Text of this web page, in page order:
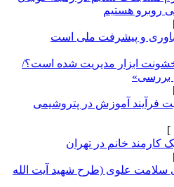
مدیریت شده است؟/
در پتروشیمی
(طرح شهید آیت الله